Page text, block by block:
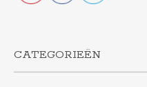
CATEGORIEËN